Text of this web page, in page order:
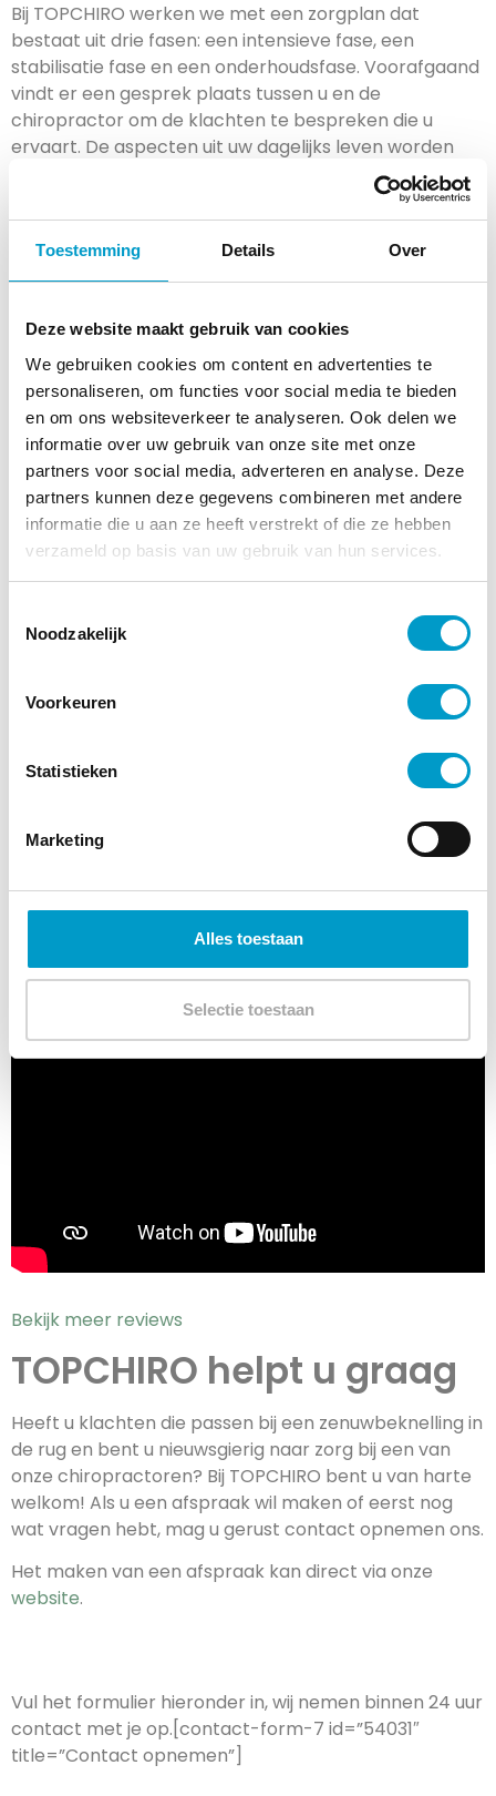
Toestemming Details Over
Deze website maakt gebruik van cookies
We gebruiken cookies om content en advertenties te
personaliseren, om functies voor social media te bieden
en om ons websiteverkeer te analyseren. Ook delen we
informatie over uw gebruik van onze site met onze
partners voor social media, adverteren en analyse. Deze
partners kunnen deze gegevens combineren met andere
informatie die u aan ze heeft verstrekt of die ze hebben
verzameld op basis van uw gebruik van hun services.
Noodzakelijk
Voorkeuren
Statistieken
Marketing
Alles toestaan
Selectie toestaan
Bij TOPCHIRO werken we met een zorgplan dat
bestaat uit drie fasen: een intensieve fase, een
stabilisatie fase en een onderhoudsfase. Voorafgaand
vindt er een gesprek plaats tussen u en de
chiropractor om de klachten te bespreken die u
ervaart. De aspecten uit uw dagelijks leven worden
ook meegenomen in het gesprek. Op basis van een
scan en onderzoeksresultaten zal er een persoonlijk
zorgplan voor u gemaakt worden.
Het zorgplan
Gedurende de intensieve fase probeert de
chiropractor uw zenuwbeknelling te verhelpen door
middel van het uitoefenen van handmatige druk. De
chiropractor drukt op de punten van uw lichaam waar
de beknelde zenuw zich bevindt door middel van
snelle, gecontroleerde bewegingen. De beweeglijkheid
wordt op die manier vergroot en er ontstaat meer
ruimte voor de zenuw. De pijn zal hierdoor afnemen.
Tijdens de stabilisatiefase staan de spieren centraal.
De methoden die in deze fase worden toegepast zijn
massages en mobilisatie-oefeningen, waardoor de
spieren worden versterkt.
Hoe men TOPCHIRO
Bekijk meer reviews
TOPCHIRO helpt u graag
Heeft u klachten die passen bij een zenuwbeknelling in
de rug en bent u nieuwsgierig naar zorg bij een van
onze chiropractoren? Bij TOPCHIRO bent u van harte
welkom! Als u een afspraak wil maken of eerst nog
wat vragen hebt, mag u gerust contact opnemen ons.
Het maken van een afspraak kan direct via onze
website.
Vul het formulier hieronder in, wij nemen binnen 24 uur
contact met je op.[contact-form-7 id=”54031″
title=”Contact opnemen”]